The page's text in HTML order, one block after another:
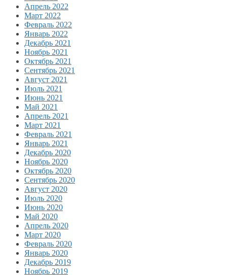
Апрель 2022
Март 2022
Февраль 2022
Январь 2022
Декабрь 2021
Ноябрь 2021
Октябрь 2021
Сентябрь 2021
Август 2021
Июль 2021
Июнь 2021
Май 2021
Апрель 2021
Март 2021
Февраль 2021
Январь 2021
Декабрь 2020
Ноябрь 2020
Октябрь 2020
Сентябрь 2020
Август 2020
Июль 2020
Июнь 2020
Май 2020
Апрель 2020
Март 2020
Февраль 2020
Январь 2020
Декабрь 2019
Ноябрь 2019